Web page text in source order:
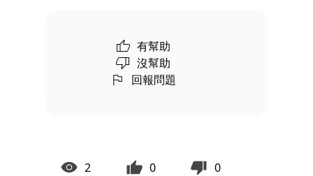
有幫助
沒幫助
回報問題
2 0 0